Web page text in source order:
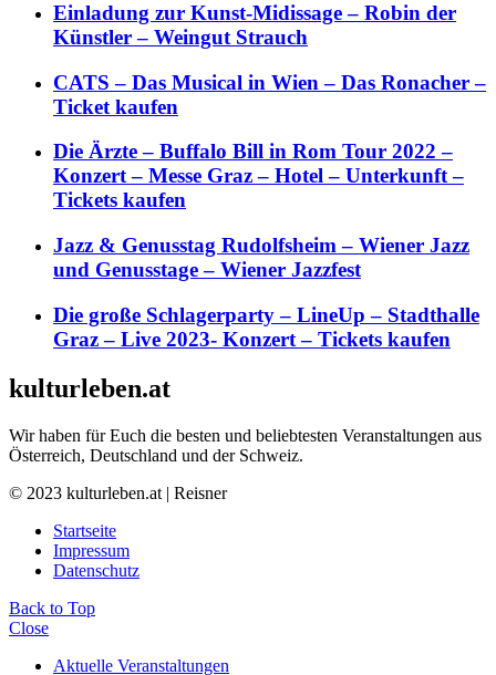
Einladung zur Kunst-Midissage – Robin der
Künstler – Weingut Strauch
CATS – Das Musical in Wien – Das Ronacher –
Ticket kaufen
Die Ärzte – Buffalo Bill in Rom Tour 2022 –
Konzert – Messe Graz – Hotel – Unterkunft –
Tickets kaufen
Jazz & Genusstag Rudolfsheim – Wiener Jazz
und Genusstage – Wiener Jazzfest
Die große Schlagerparty – LineUp – Stadthalle
Graz – Live 2023- Konzert – Tickets kaufen
kulturleben.at
Wir haben für Euch die besten und beliebtesten Veranstaltungen aus
Österreich, Deutschland und der Schweiz.
© 2023 kulturleben.at | Reisner
Startseite
Impressum
Datenschutz
Back to Top
Close
Aktuelle Veranstaltungen